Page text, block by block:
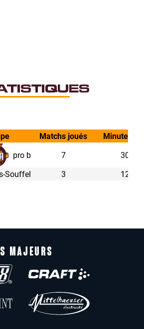
Matchs joués
Minutes
pro b 7
30.79
Souffel 3 12.57
MAJEURS